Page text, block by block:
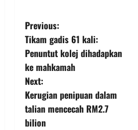
Previous:
Tikam gadis 61 kali:
Penuntut kolej dihadapkan
ke mahkamah
Next:
Kerugian penipuan dalam
talian mencecah RM2.7
bilion